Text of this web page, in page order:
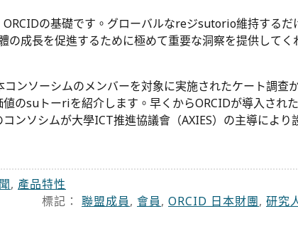
の基礎です。グローバルなreジsutorio維持するだ
の成長を促進するために極めて重要な洞察を提供してく
ンソーシムのメンバーを対象に実施されたケート調查
のsuトーriを紹介します。早くからORCIDが導入され
ンソシムが大學ICT推進協議會（AXIES）の主導により
, 產品特性
標記： 聯盟成員, 會員, ORCID 日本財團, 研究